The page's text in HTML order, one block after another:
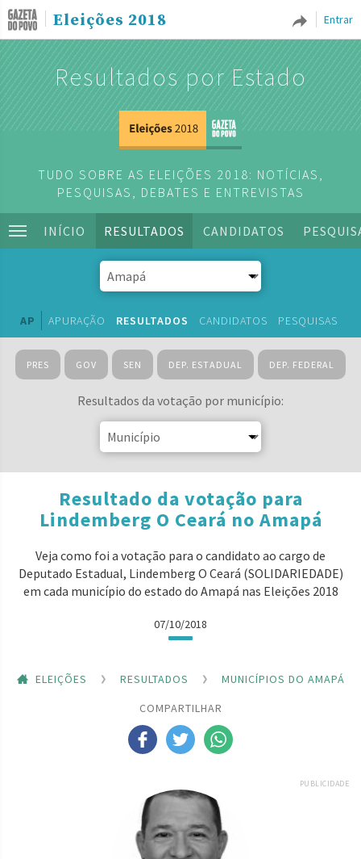
Entrar
Eleições 2018
Resultados por Estado
TUDO SOBRE AS ELEIÇÕES 2018: NOTÍCIAS,
PESQUISAS, DEBATES E ENTREVISTAS
INÍCIO RESULTADOS CANDIDATOS
AP APURAÇÃO RESULTADOS CANDIDATOS PESQUISAS
PRES GOV SEN DEP. ESTADUAL DEP. FEDERAL
Resultados da votação por município:
Resultado da votação para
Lindemberg O Ceará no Amapá
Veja como foi a votação para o candidato ao cargo de
Deputado Estadual, Lindemberg O Ceará (SOLIDARIEDADE)
em cada município do estado do Amapá nas Eleições 2018
07/10/2018
ELEIÇÕES RESULTADOS
MUNICÍPIOS DO AMAPÁ
COMPARTILHAR
PUBLICIDADE